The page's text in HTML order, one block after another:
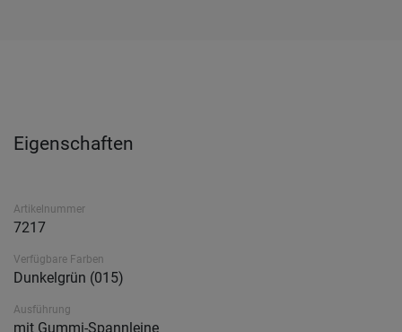
Eigenschaften
Artikelnummer
7217
Verfügbare Farben
Dunkelgrün (015)
Ausführung
mit Gummi-Spannleine